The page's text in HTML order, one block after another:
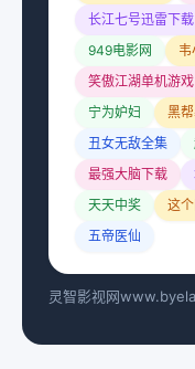
长江七号迅雷下载
949电影网
笑傲江湖单机游戏
宁为妒妇
黑
丑女无敌全集
最强大脑下载
天天中奖
这
五帝医仙
灵智影视网